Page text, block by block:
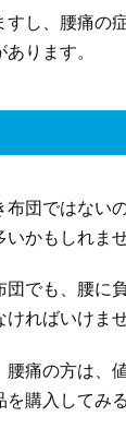
すし、腰痛の
ります。
団ではない
かもしれませ
でも、腰に
ればいけませ
痛の方は、
購入してみ